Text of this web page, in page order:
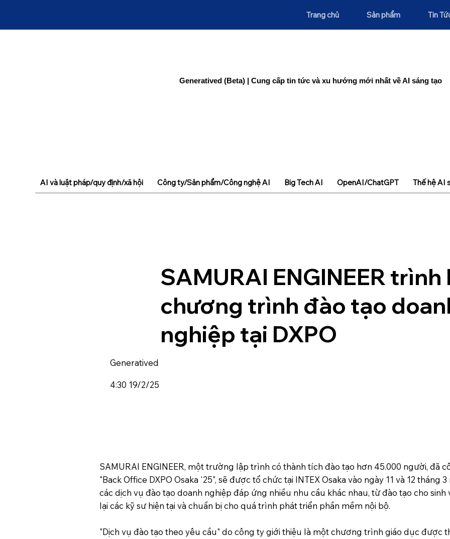
Trang chủ Sản phẩm Tin
Generatived (Beta) | Cung cấp tin tức và xu hướng mới nhất về AI sáng tạo
SAMURAI ENGINEER trình
chương trình đào tạo
nghiệp tại DXPO
Generatived
4:30 19/2/25
SAMURAI ENGINEER, một trường lập trình có thành tích đào tạo hơn 45.000 người, đã
"Back Office DXPO Osaka '25", sẽ được tổ chức tại INTEX Osaka vào ngày 11 và 12 tháng
các dịch vụ đào tạo doanh nghiệp đáp ứng nhiều nhu cầu khác nhau, từ đào tạo cho
lại các kỹ sư hiện tại và chuẩn bị cho quá trình phát triển phần mềm nội bộ.
"Dịch vụ đào tạo theo yêu cầu" do công ty giới thiệu là một chương trình giáo dục được
AI và luật pháp/quy định/xã hội Công ty/Sản phẩm/Công nghệ AI Big Tech AI OpenAI/ChatGPT Thế hệ AI